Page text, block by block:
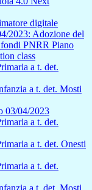
digitale
2023: Adozione del
PNRR Piano
class
a t. det.
a t. det. Mosti
03/04/2023
a t. det.
a t. det. Onesti
a t. det.